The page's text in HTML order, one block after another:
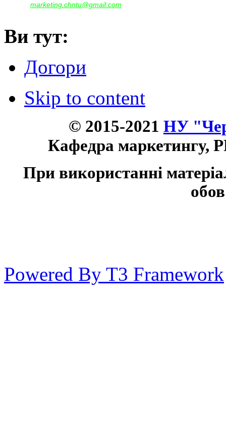
marketing.chntu@gmail.com
Ви тут:
Догори
Skip to content
© 2015-2021 НУ
Кафедра маркетингу,
При використанні
Powered By T3 Framework